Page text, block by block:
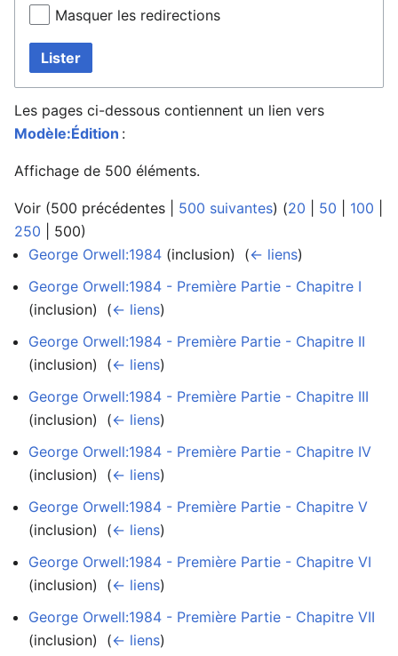
Masquer les redirections
Lister
Les pages ci-dessous contiennent un lien vers
Modèle:Édition :
Affichage de 500 éléments.
Voir (500 précédentes 500 suivantes) (20 50 100
250
500)
George Orwell:1984 (inclusion) ‎ (← liens)
George Orwell:1984 - Première Partie - Chapitre I
(inclusion) ‎ (← liens)
George Orwell:1984 - Première Partie - Chapitre II
(inclusion) ‎ (← liens)
George Orwell:1984 - Première Partie - Chapitre III
(inclusion) ‎ (← liens)
George Orwell:1984 - Première Partie - Chapitre IV
(inclusion) ‎ (← liens)
George Orwell:1984 - Première Partie - Chapitre V
(inclusion) ‎ (← liens)
George Orwell:1984 - Première Partie - Chapitre VI
(inclusion) ‎ (← liens)
George Orwell:1984 - Première Partie - Chapitre VII
(inclusion) ‎ (← liens)